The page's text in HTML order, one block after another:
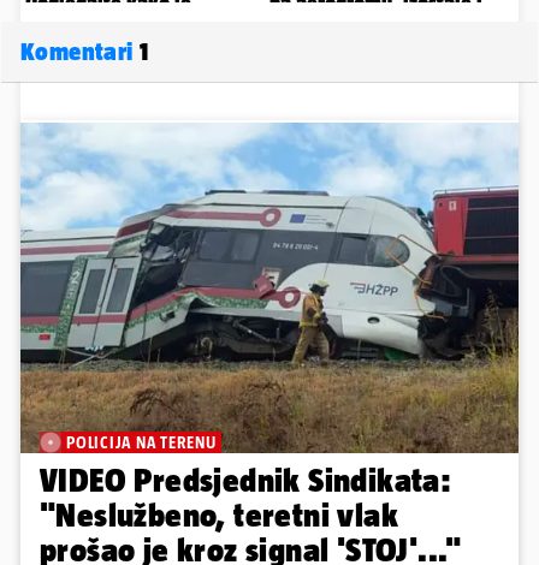
Komentari 1
POLICIJA NA TERENU
VIDEO Predsjednik Sindikata:
"Neslužbeno, teretni vlak
prošao je kroz signal 'STOJ'..."